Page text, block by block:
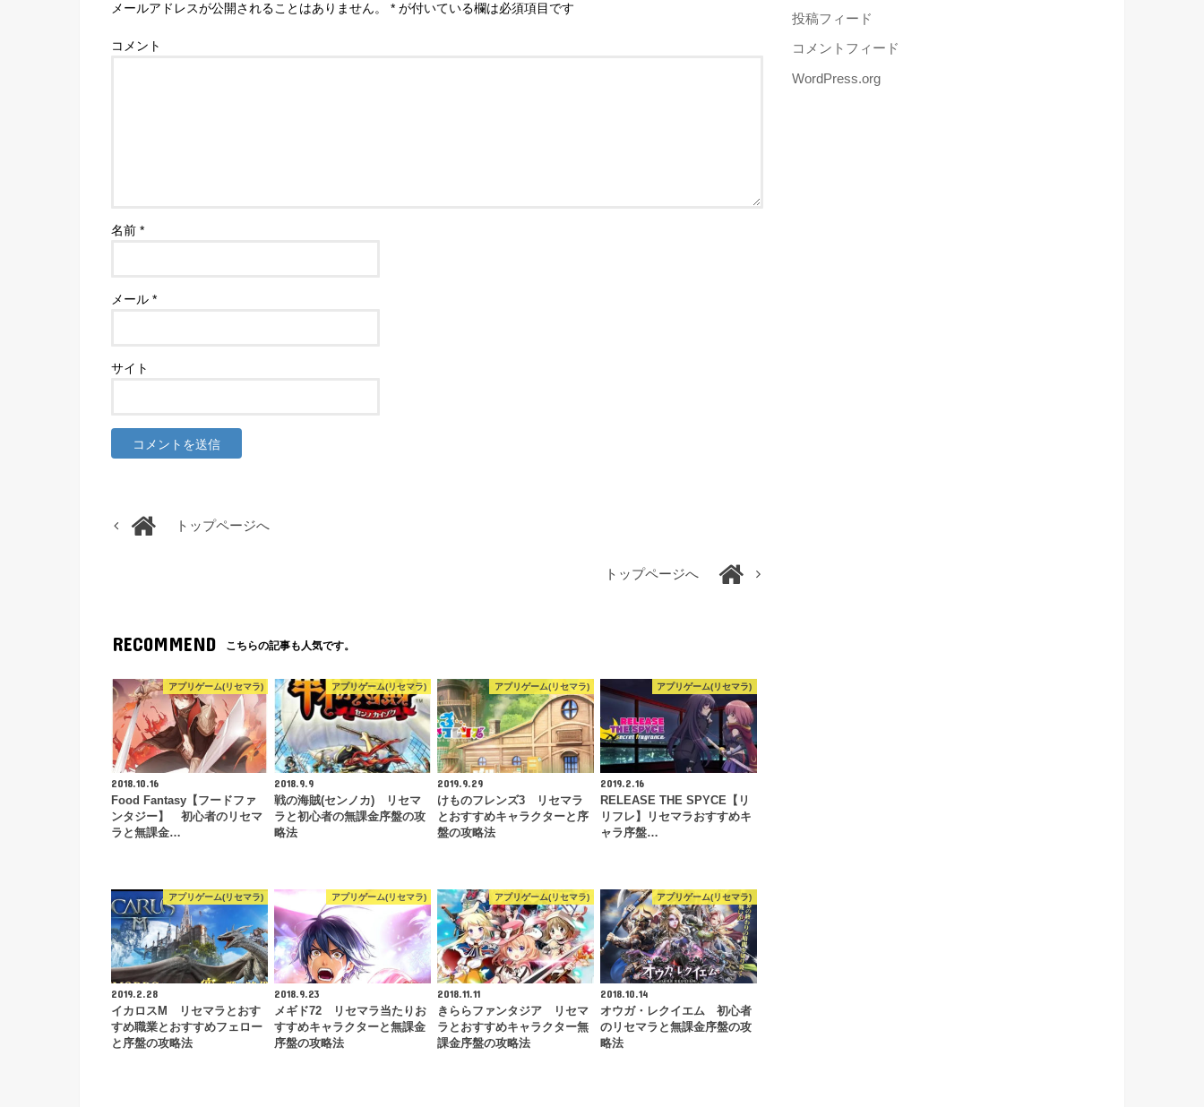
メールアドレスが公開されることはありません。 * が付いている欄は必須項目です
コメント
名前 *
メール *
サイト
トップページへ
トップページへ
RECOMMEND こちらの記事も人気です。
アプリゲーム(リセマラ)
2018.10.16
Food Fantasy【フードファ
ンタジー】 初心者のリセマ
ラと無課金…
アプリゲーム(リセマラ)
2018.9.9
戦の海賊(センノカ) リセマ
ラと初心者の無課金序盤の攻
略法
アプリゲーム(リセマラ)
2019.9.29
けものフレンズ3 リセマラ
とおすすめキャラクターと序
盤の攻略法
アプリゲーム(リセマラ)
2019.2.16
RELEASE THE SPYCE【リ
リフレ】リセマラおすすめキ
ャラ序盤…
アプリゲーム(リセマラ)
2019.2.28
イカロスM リセマラとおす
すめ職業とおすすめフェロー
と序盤の攻略法
アプリゲーム(リセマラ)
2018.9.23
メギド72 リセマラ当たりお
すすめキャラクターと無課金
序盤の攻略法
アプリゲーム(リセマラ)
2018.11.11
きららファンタジア リセマ
ラとおすすめキャラクター無
課金序盤の攻略法
アプリゲーム(リセマラ)
2018.10.14
オウガ・レクイエム 初心者
のリセマラと無課金序盤の攻
略法
投稿フィード
コメントフィード
WordPress.org